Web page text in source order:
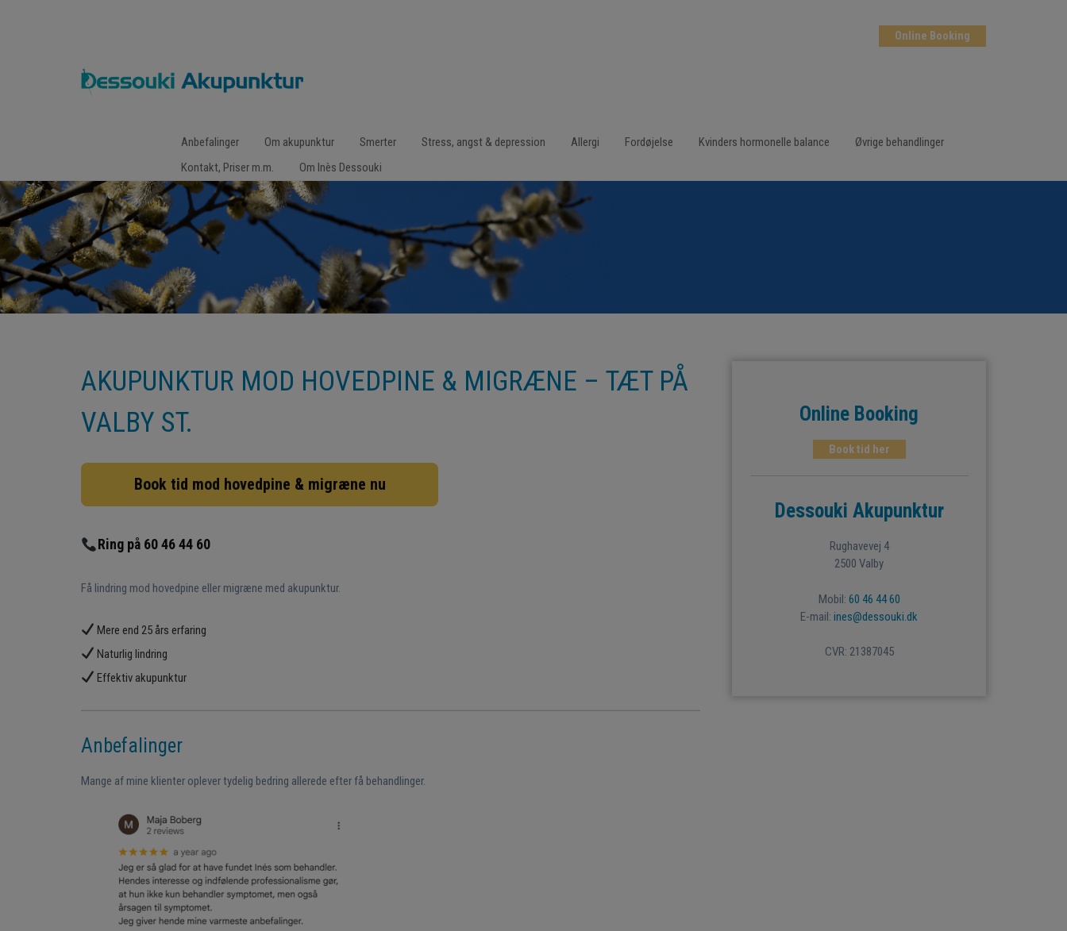
Online Booking
Anbefalinger Om akupunktur Smerter Stress, angst & depression Allergi Fordøjelse Kvinders hormonelle balance
Øvrige behandlinger
Kontakt, Priser m.m.
Om Inès Dessouki
AKUPUNKTUR MOD HOVEDPINE & MIGRÆNE – TÆT PÅ
VALBY ST.
Book tid mod hovedpine & migræne nu
Ring på 60 46 44 60
Få lindring mod hovedpine eller migræne med akupunktur.
Mere end 25 års erfaring
Naturlig lindring
Effektiv akupunktur
Anbefalinger
Mange af mine klienter oplever tydelig bedring allerede efter få behandlinger.
Online Booking
Book tid her
Dessouki Akupunktur
Rughavevej 4
2500 Valby
Mobil: 60 46 44 60
E-mail: ines@dessouki.dk
CVR: 21387045